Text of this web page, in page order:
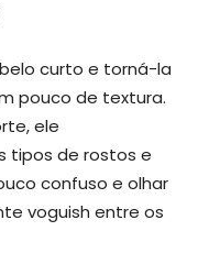
curto e torná-la
pouco de textura.
ele
tipos de rostos e
confuso e olhar
voguish entre os